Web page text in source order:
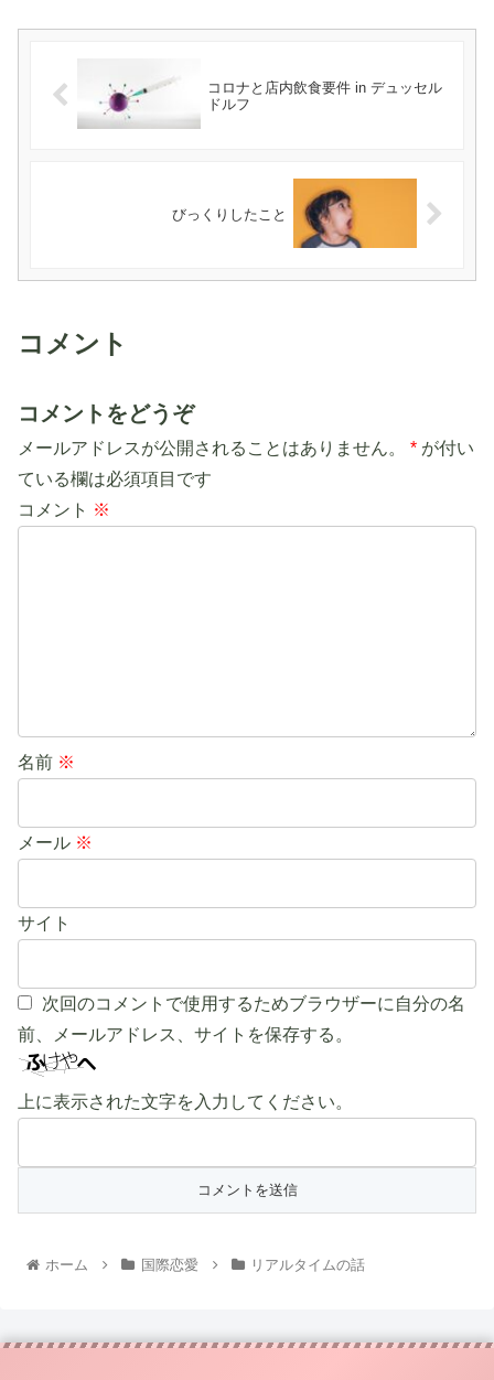
コロナと店内飲食要件 in デュッセル
ドルフ
びっくりしたこと
コメント
コメントをどうぞ
メールアドレスが公開されることはありません。 * が付い
ている欄は必須項目です
コメント ※
名前 ※
メール ※
サイト
次回のコメントで使用するためブラウザーに自分の名
前、メールアドレス、サイトを保存する。
上に表示された文字を入力してください。
ホーム 国際恋愛 リアルタイムの話